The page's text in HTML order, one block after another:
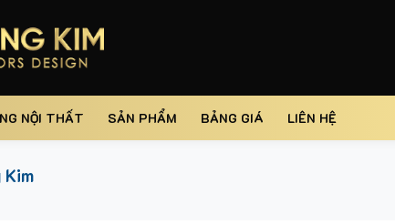
NỘI THẤT SẢN PHẨM BẢNG GIÁ LIÊN HỆ